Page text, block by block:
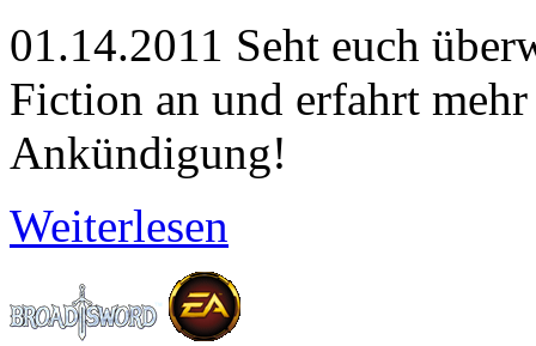
01.14.2011 Seht euch
Fiction an und erfahrt mehr
Ankündigung!
Weiterlesen